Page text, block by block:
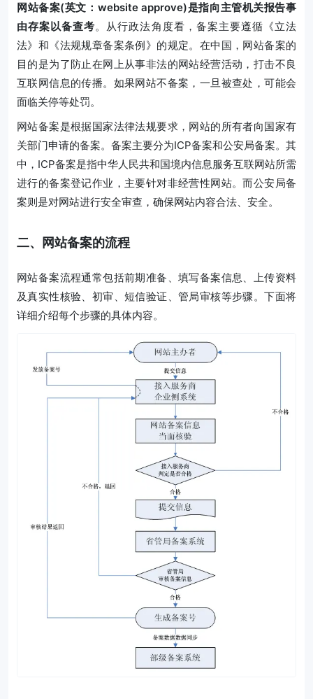
网站备案(英文：website approve)是指向主管机关报告事
由存案以备查考。从行政法角度看，备案主要遵循《立法
法》和《法规规章备案条例》的规定。在中国，网站备案的
目的是为了防止在网上从事非法的网站经营活动，打击不良
互联网信息的传播。如果网站不备案，一旦被查处，可能会
面临关停等处罚。
网站备案是根据国家法律法规要求，网站的所有者向国家有
关部门申请的备案。备案主要分为ICP备案和公安局备案。其
中，ICP备案是指中华人民共和国境内信息服务互联网站所需
进行的备案登记作业，主要针对非经营性网站。而公安局备
案则是对网站进行安全审查，确保网站内容合法、安全。
二、网站备案的流程
网站备案流程通常包括前期准备、填写备案信息、上传资料
及真实性核验、初审、短信验证、管局审核等步骤。下面将
详细介绍每个步骤的具体内容。